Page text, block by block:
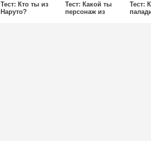
Тест: Кто ты из
Наруто?
Тест: Какой ты
персонаж из
Тест: